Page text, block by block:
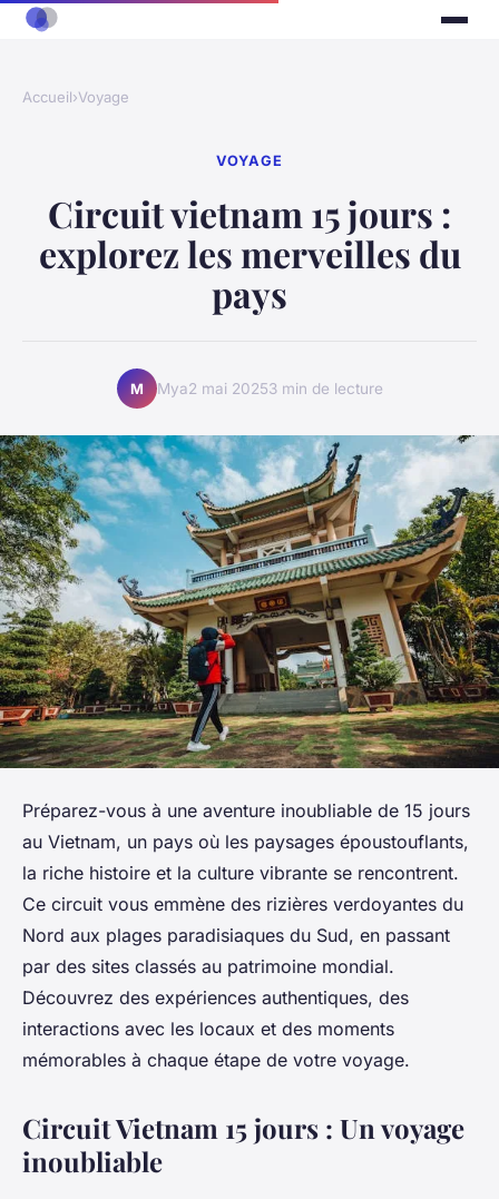
Accueil›Voyage
VOYAGE
Circuit vietnam 15 jours :
explorez les merveilles du
pays
M Mya2 mai 20253 min de lecture
Préparez-vous à une aventure inoubliable de 15 jours
au Vietnam, un pays où les paysages époustouflants,
la riche histoire et la culture vibrante se rencontrent.
Ce circuit vous emmène des rizières verdoyantes du
Nord aux plages paradisiaques du Sud, en passant
par des sites classés au patrimoine mondial.
Découvrez des expériences authentiques, des
interactions avec les locaux et des moments
mémorables à chaque étape de votre voyage.
Circuit Vietnam 15 jours : Un voyage
inoubliable